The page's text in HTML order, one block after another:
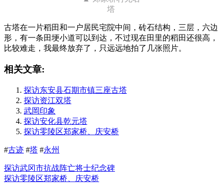
塔
古塔在一片稻田和一户居民宅院中间，砖石结构，三层，六边
形，有一条田埂小道可以到达，不过现在田里的稻田还很高，
比较难走，我最终放弃了，只远远地拍了几张照片。
相关文章:
探访东安县石期市镇三座古塔
探访资江双塔
武岡印象
探访安化县乾元塔
探访零陵区郑家桥、庆安桥
#古迹 #塔 #永州
探访武冈市抗战阵亡将士纪念碑
探访零陵区郑家桥、庆安桥